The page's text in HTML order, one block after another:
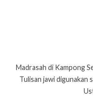
Madrasah di Kampong
Tulisan jawi digunakan